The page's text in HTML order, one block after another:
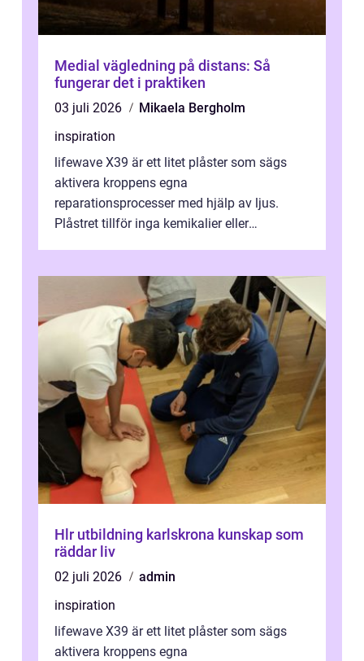
Medial vägledning på distans: Så
fungerar det i praktiken
03 juli 2026
Mikaela Bergholm
inspiration
lifewave X39 är ett litet plåster som sägs
aktivera kroppens egna
reparationsprocesser med hjälp av ljus.
Plåstret tillför inga kemikalier eller
Hlr utbildning karlskrona kunskap som
räddar liv
02 juli 2026
admin
inspiration
lifewave X39 är ett litet plåster som sägs
aktivera kroppens egna